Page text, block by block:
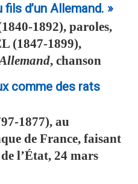
d’un Allemand. »
1892), paroles,
(1847-1899),
, chanson
comme des rats
1877), au
de France, faisant
l’État, 24 mars